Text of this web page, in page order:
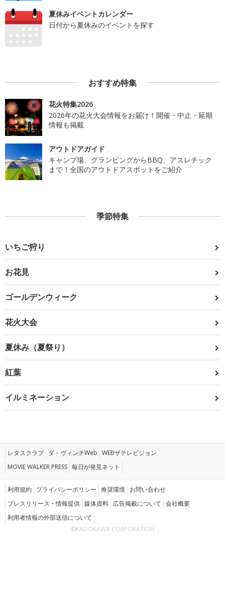
夏休みイベントカレンダー
日付から夏休みのイベントを探す
おすすめ特集
花火特集2026
2026年の花火大会情報をお届け！開催・中止・延期
情報も掲載
アウトドアガイド
キャンプ場、グランピングからBBQ、アスレチック
まで！全国のアウトドアスポットをご紹介
季節特集
いちご狩り
お花見
ゴールデンウィーク
花火大会
夏休み（夏祭り）
紅葉
イルミネーション
レタスクラブ ダ・ヴィンチWeb WEBザテレビジョン
MOVIE WALKER PRESS 毎日が発見ネット
利用規約 プライバシーポリシー 推奨環境 お問い合わせ
プレスリリース・情報提供 媒体資料 広告掲載について 会社概要
利用者情報の外部送信について
©KADOKAWA CORPORATION